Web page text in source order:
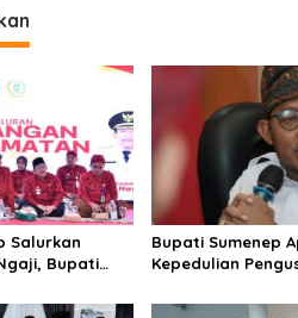
Salurkan
Bupati
Akhlak
Bupati Sumenep
Kepedulian